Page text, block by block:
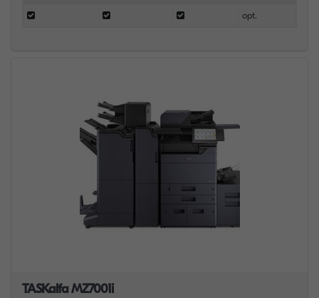
opt.
TASKalfa MZ7001i